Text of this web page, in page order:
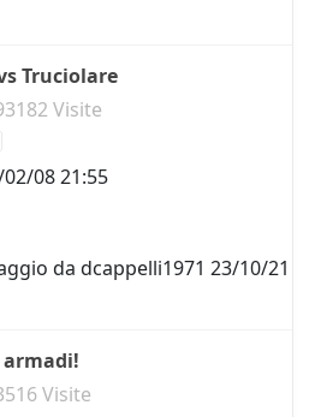
Truciolare
Visite
08 21:55
da dcappelli1971 23/10/21
Visite